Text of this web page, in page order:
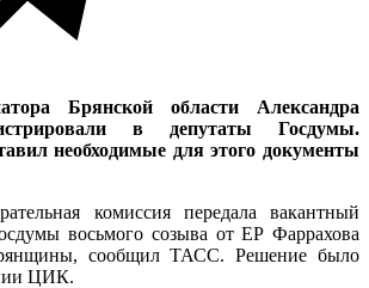
Брянской области Александра
в депутаты Госдумы.
необходимые для этого документы
комиссия передала вакантный
восьмого созыва от ЕР Фаррахова
сообщил ТАСС. Решение было
ЦИК.